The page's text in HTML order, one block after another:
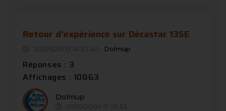
Retour d'expérience sur Décastar 135E
30/09/2009 14:33:40 - Dolmup
Réponses : 3
Affichages : 10863
Dolmup
05/10/2009 17:05:53